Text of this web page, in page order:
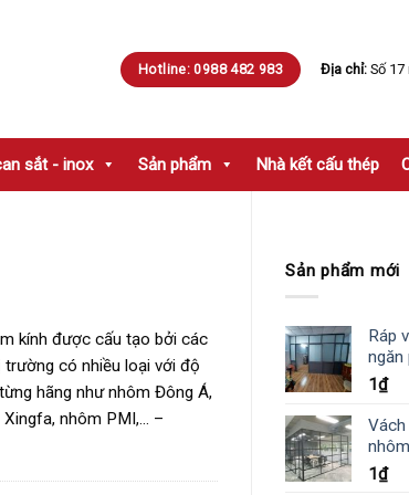
Hotline: 0988 482 983 Địa chỉ: Số
sắt - inox Sản phẩm Nhà kết cấu thép
Sản phẩm mới
Ráp
ngăn
1₫
Vách
1₫
kính được cấu tạo bởi các
trường có nhiều loại với độ
hãng như nhôm Đông Á,
nhôm PMI,… –